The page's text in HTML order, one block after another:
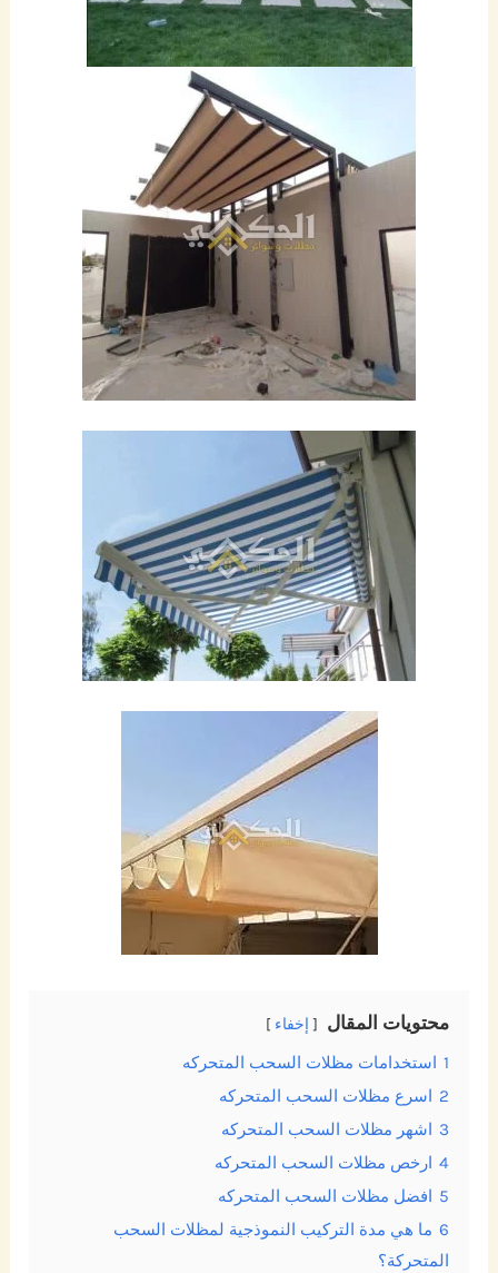
محتويات المقال إخفاء
1 استخدامات مظلات السحب المتحركه
2 اسرع مظلات السحب المتحركه
3 اشهر مظلات السحب المتحركه
4 ارخص مظلات السحب المتحركه
5 افضل مظلات السحب المتحركه
6 ما هي مدة التركيب النموذجية لمظلات السحب
المتحركة؟